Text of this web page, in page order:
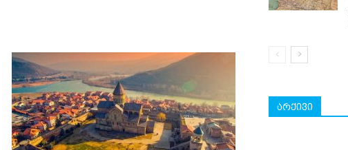
არქივი